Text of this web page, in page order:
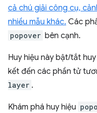
cả chú giải công cụ,
nhiều mẫu khác. Các
popover bên cạnh.
Huy hiệu này bật/tắt huy
kết đến các phần tử
layer .
Khám phá huy hiệu